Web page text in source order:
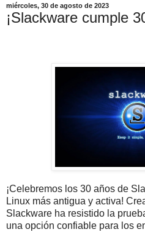
miércoles, 30 de agosto de 2023
¡Slackware cumple
¡Celebremos los 30 años de
Linux más antigua y activa!
Slackware ha resistido la
una opción confiable para los